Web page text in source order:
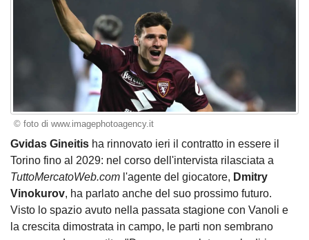
© foto di www.imagephotoagency.it
Gvidas Gineitis ha rinnovato ieri il contratto in essere il
Torino fino al 2029: nel corso dell'intervista rilasciata a
TuttoMercatoWeb.com l'agente del giocatore, Dmitry
Vinokurov, ha parlato anche del suo prossimo futuro.
Visto lo spazio avuto nella passata stagione con Vanoli e
la crescita dimostrata in campo, le parti non sembrano